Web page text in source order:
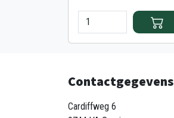
Contactgegevens
Cardiffweg 6